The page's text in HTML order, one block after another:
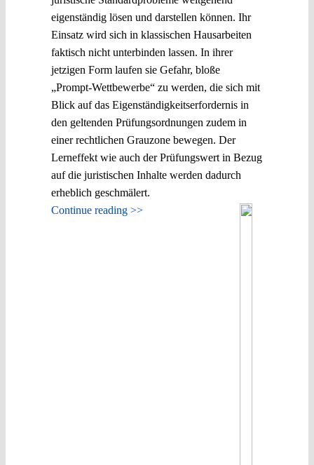
eigenständig lösen und darstellen können. Ihr
Einsatz wird sich in klassischen Hausarbeiten
faktisch nicht unterbinden lassen. In ihrer
jetzigen Form laufen sie Gefahr, bloße
„Prompt-Wettbewerbe“ zu werden, die sich mit
Blick auf das Eigenständigkeitserfordernis in
den geltenden Prüfungsordnungen zudem in
einer rechtlichen Grauzone bewegen. Der
Lerneffekt wie auch der Prüfungswert in Bezug
auf die juristischen Inhalte werden dadurch
erheblich geschmälert.
Continue reading >>